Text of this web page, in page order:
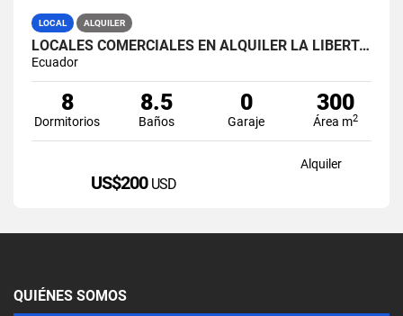
LOCAL ALQUILER
LOCALES COMERCIALES EN ALQUILER LA LIBERTAD AV. 9 OCTUBRE
Ecuador
8
Dormitorios
8.5
Baños
0
Garaje
300
Área m2
Alquiler
US$200 USD
QUIÉNES SOMOS